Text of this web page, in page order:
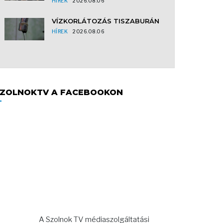
VÍZKORLÁTOZÁS TISZABURÁN
HÍREK 2026.08.06
A FACEBOOKON
A Szolnok TV médiaszolgáltatási